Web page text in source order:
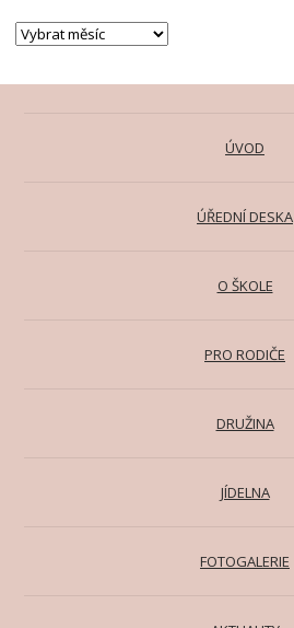
ÚVOD
ÚŘEDNÍ DESKA
O ŠKOLE
PRO RODIČE
DRUŽINA
JÍDELNA
FOTOGALERIE